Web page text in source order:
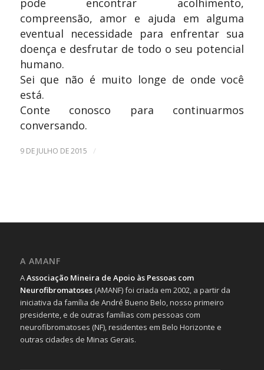
pode encontrar acolhimento,
compreensão, amor e ajuda em alguma
eventual necessidade para enfrentar sua
doença e desfrutar de todo o seu potencial
humano.
Sei que não é muito longe de onde você
está.
Conte conosco para continuarmos
conversando.
9 DE JULHO DE 2015 /
A AMANF
AAssociação Mineira de Apoio às Pessoas com
Neurofibromatoses(AMANF) foi criada em 2002, a partir da
iniciativa da família de André Bueno Belo, nosso primeiro
presidente, e de outras famílias com pessoas com
neurofibromatoses (NF), residentes em Belo Horizonte e
outras cidades de Minas Gerais.